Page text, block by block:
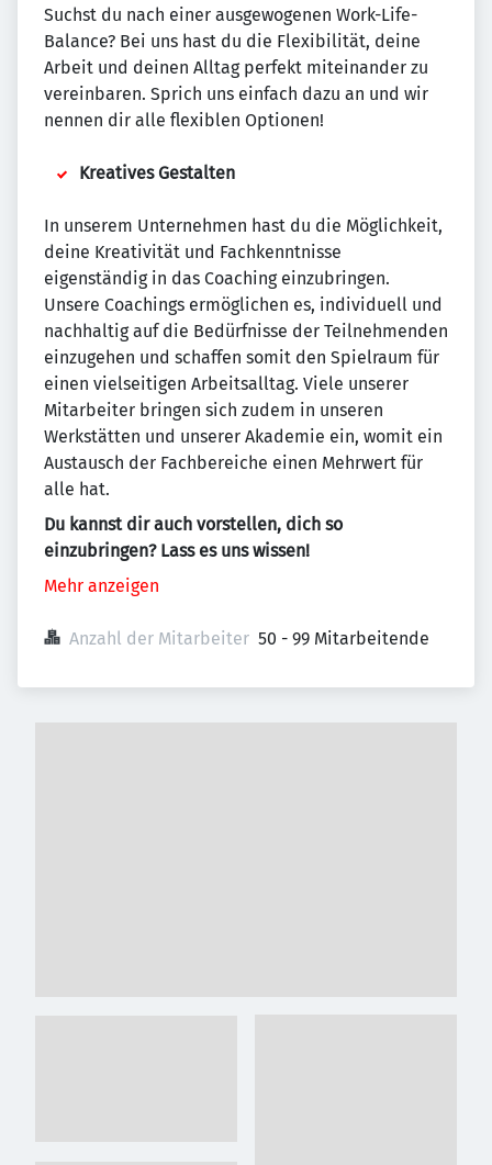
Suchst du nach einer ausgewogenen Work-Life-
Balance? Bei uns hast du die Flexibilität, deine
Arbeit und deinen Alltag perfekt miteinander zu
vereinbaren. Sprich uns einfach dazu an und wir
nennen dir alle flexiblen Optionen!
Kreatives Gestalten
In unserem Unternehmen hast du die Möglichkeit,
deine Kreativität und Fachkenntnisse
eigenständig in das Coaching einzubringen.
Unsere Coachings ermöglichen es, individuell und
nachhaltig auf die Bedürfnisse der Teilnehmenden
einzugehen und schaffen somit den Spielraum für
einen vielseitigen Arbeitsalltag. Viele unserer
Mitarbeiter bringen sich zudem in unseren
Werkstätten und unserer Akademie ein, womit ein
Austausch der Fachbereiche einen Mehrwert für
alle hat.
Du kannst dir auch vorstellen, dich so
einzubringen? Lass es uns wissen!
Mehr anzeigen
Anzahl der Mitarbeiter 50 - 99 Mitarbeitende